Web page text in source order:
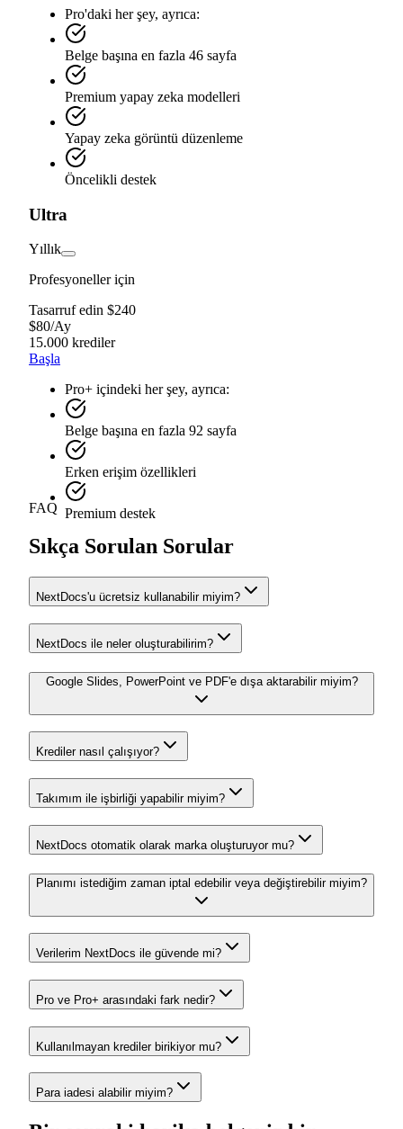
Pro'daki her şey, ayrıca:
Belge başına en fazla 46 sayfa
Premium yapay zeka modelleri
Yapay zeka görüntü düzenleme
Öncelikli destek
Ultra
Yıllık
Profesyoneller için
Tasarruf edin $240
$80/Ay
15.000 krediler
Başla
Pro+ içindeki her şey, ayrıca:
Belge başına en fazla 92 sayfa
Erken erişim özellikleri
Premium destek
FAQ
Sıkça Sorulan Sorular
NextDocs'u ücretsiz kullanabilir miyim?
NextDocs ile neler oluşturabilirim?
Google Slides, PowerPoint ve PDF'e dışa aktarabilir miyim?
Krediler nasıl çalışıyor?
Takımım ile işbirliği yapabilir miyim?
NextDocs otomatik olarak marka oluşturuyor mu?
Planımı istediğim zaman iptal edebilir veya değiştirebilir miyim?
Verilerim NextDocs ile güvende mi?
Pro ve Pro+ arasındaki fark nedir?
Kullanılmayan krediler birikiyor mu?
Para iadesi alabilir miyim?